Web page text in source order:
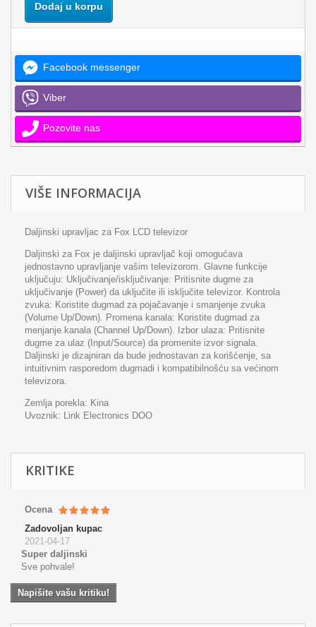
Dodaj u korpu
Facebook messenger
Viber
Pozovite nas
VIŠE INFORMACIJA
Daljinski upravljac za Fox LCD televizor
Daljinski za Fox je daljinski upravljač koji omogućava
jednostavno upravljanje vašim televizorom. Glavne funkcije
uključuju: Uključivanje/isključivanje: Pritisnite dugme za
uključivanje (Power) da uključite ili isključite televizor. Kontrola
zvuka: Koristite dugmad za pojačavanje i smanjenje zvuka
(Volume Up/Down). Promena kanala: Koristite dugmad za
menjanje kanala (Channel Up/Down). Izbor ulaza: Pritisnite
dugme za ulaz (Input/Source) da promenite izvor signala.
Daljinski je dizajniran da bude jednostavan za korišćenje, sa
intuitivnim rasporedom dugmadi i kompatibilnošću sa većinom
televizora.
Zemlja porekla: Kina
Uvoznik: Link Electronics DOO
KRITIKE
Ocena
Zadovoljan kupac
2021-04-17
Super daljinski
Sve pohvale!
Napišite vašu kritiku!